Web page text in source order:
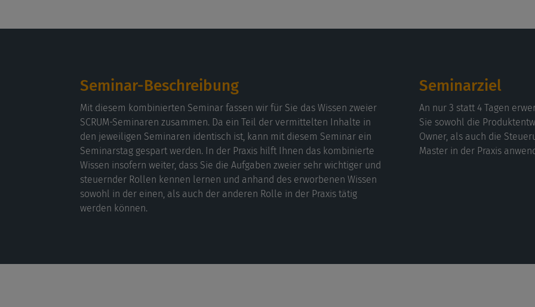
Seminar-Beschreibung
Mit diesem kombinierten Seminar fassen wir für Sie das Wissen zweier
SCRUM-Seminaren zusammen. Da ein Teil der vermittelten Inhalte in
den jeweiligen Seminaren identisch ist, kann mit diesem Seminar ein
Seminarstag gespart werden. In der Praxis hilft Ihnen das kombinierte
Wissen insofern weiter, dass Sie die Aufgaben zweier sehr wichtiger und
steuernder Rollen kennen lernen und anhand des erworbenen Wissen
sowohl in der einen, als auch der anderen Rolle in der Praxis tätig
werden können.
Seminarziel
An nur 3 statt 4 Tagen
Sie sowohl die
Owner, als auch die
Master in der Praxis